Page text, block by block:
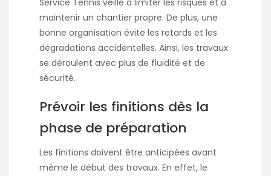
maintenir un chantier propre. De plus, une
bonne organisation évite les retards et les
dégradations accidentelles. Ainsi, les travaux
se déroulent avec plus de fluidité et de
sécurité.
Prévoir les finitions dès la
phase de préparation
Les finitions doivent être anticipées avant
même le début des travaux. En effet, le